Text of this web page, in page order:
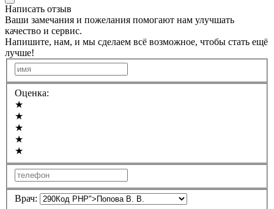
Написать отзыв
Ваши замечания и пожелания помогают нам улучшать
качество и сервис.
Напишите, нам, и мы сделаем всё возможное, чтобы стать ещё
лучше!
Оценка:
★
★
★
★
★
Врач: